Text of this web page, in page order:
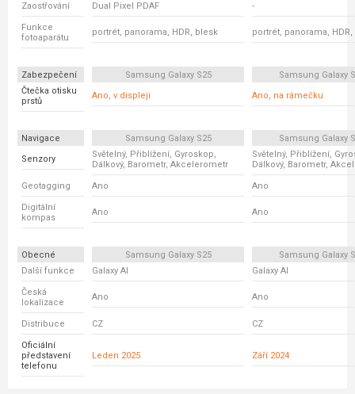
Zaostřování Dual Pixel PDAF -
Funkce
fotoaparátu
portrét, panorama, HDR, blesk portrét, panorama,
Zabezpečení Samsung Galaxy S25
Samsung Galaxy
Čtečka otisku
prstů
Ano, v displeji Ano, na rámečku
Navigace Samsung Galaxy S25
Samsung Galaxy
Senzory
Světelný, Přiblížení, Gyroskop,
Dálkový, Barometr, Akcelerometr
Světelný, Přiblížení,
Dálkový, Barometr,
Geotagging Ano Ano
Digitální
kompas
Ano Ano
Obecné Samsung Galaxy S25
Samsung Galaxy
Další funkce
Galaxy AI Galaxy AI
Česká
lokalizace
Ano Ano
Distribuce CZ CZ
Oficiální
představení
telefonu
Leden 2025 Září 2024